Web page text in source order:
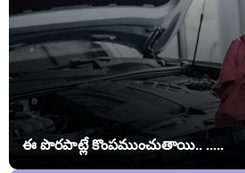
ఈ పొరపాట్లే కొంపముంచుతాయి.. .....